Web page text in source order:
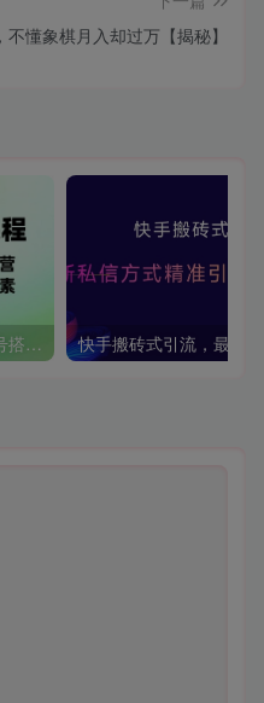
懂象棋月入却过万【揭秘】
抖音 电商实战课程：从账号搭建到店铺运营，全面解析五大核心要素